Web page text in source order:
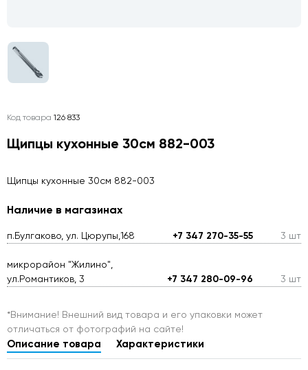
Код товара 126 833
Щипцы кухонные 30см 882-003
Щипцы кухонные 30см 882-003
Наличие в магазинах
п.Булгаково, ул. Цюрупы,168 +7 347 270-35-55 3 шт
микрорайон "Жилино",
ул.Романтиков, 3
+7 347 280-09-96 3 шт
*Внимание! Внешний вид товара и его упаковки может
отличаться от фотографий на сайте!
Описание товара Характеристики